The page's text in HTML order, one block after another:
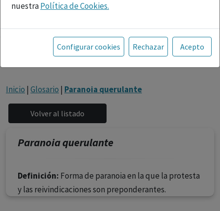
nuestraPolítica de Cookies.
Toda la información incluida en la Página Web está
referida a productos del mercado español y, por
tanto, dirigida a profesionales sanitarios legalmente
facultados para prescribir o dispensar medicamentos
fármacos se facilita a título meramente informativo,
siendo responsabilidad de los profesionales
facultados prescribir medicamentos y decidir, en cada
caso concreto, el tratamiento más adecuado a las
necesidades del paciente.
Configurar cookies Rechazar Acepto
Inicio | Glosario | Paranoia querulante
Paranoia querulante
Definición: Forma de paranoia en la que la protesta
y las reivindicaciones son preponderantes.